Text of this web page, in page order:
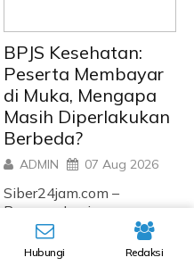
BPJS Kesehatan:
Peserta Membayar
di Muka, Mengapa
Masih Diperlakukan
Berbeda?
ADMIN 07 Aug 2026
Siber24jam.com –
Program Jaminan
Kesehatan Nasional (JKN)
yang di kelola BPJS
Kesehatan merupakan
Hubungi Redaksi